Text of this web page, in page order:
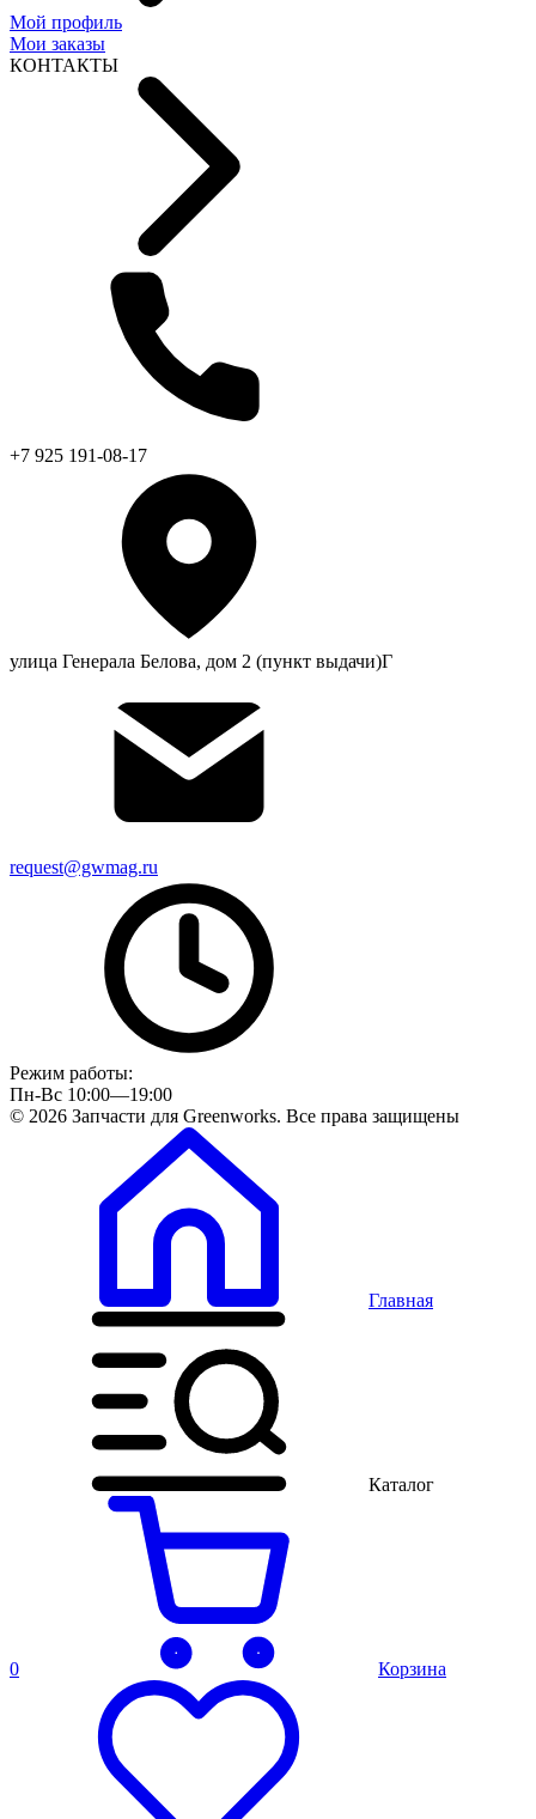
Мой профиль
Мои заказы
КОНТАКТЫ
+7 925 191-08-17
улица Генерала Белова, дом 2 (пункт выдачи)Г
request@gwmag.ru
Режим работы:
Пн-Вс 10:00—19:00
© 2026 Запчасти для Greenworks. Все права защищены
Главная
Каталог
0 Корзина